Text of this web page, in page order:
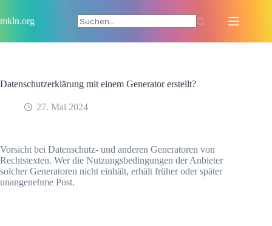
Inhalt
springen
mkln.org
Datenschutzerklärung mit einem Generator erstellt?
27. Mai 2024
Vorsicht bei Datenschutz- und anderen Generatoren von
Rechtstexten. Wer die Nutzungsbedingungen der Anbieter
solcher Generatoren nicht einhält, erhält früher oder später
unangenehme Post.